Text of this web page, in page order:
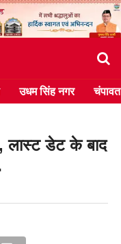
उधम सिंह नगर चंपावत
डेट के बाद